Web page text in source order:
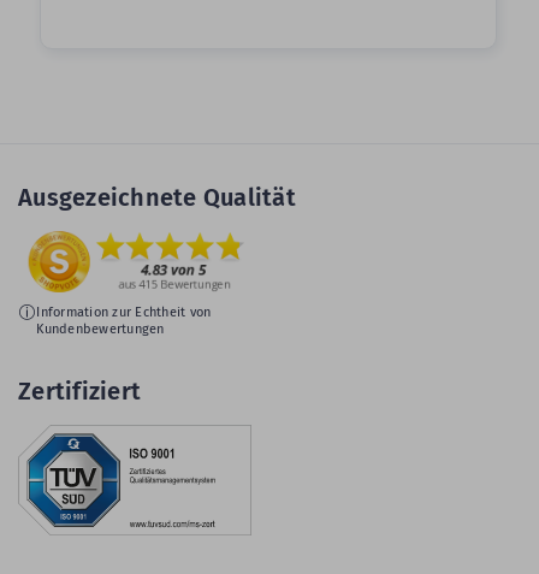
Ausgezeichnete Qualität
Information zur Echtheit von
Kundenbewertungen
Zertifiziert